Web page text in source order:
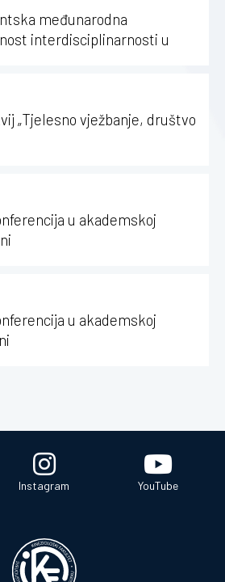
međunarodna
interdisciplinarnosti u
„Tjelesno vježbanje, društvo
u akademskoj
u akademskoj
Instagram YouTube